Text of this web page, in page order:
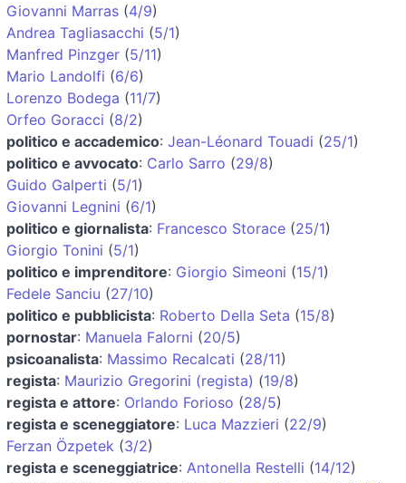
Giovanni Marras (4/9)
Andrea Tagliasacchi (5/1)
Manfred Pinzger (5/11)
Mario Landolfi (6/6)
Lorenzo Bodega (11/7)
Orfeo Goracci (8/2)
politico e accademico: Jean-Léonard Touadi (25/1)
politico e avvocato: Carlo Sarro (29/8)
Guido Galperti (5/1)
Giovanni Legnini (6/1)
politico e giornalista: Francesco Storace (25/1)
Giorgio Tonini (5/1)
politico e imprenditore: Giorgio Simeoni (15/1)
Fedele Sanciu (27/10)
politico e pubblicista: Roberto Della Seta (15/8)
pornostar: Manuela Falorni (20/5)
psicoanalista: Massimo Recalcati (28/11)
regista: Maurizio Gregorini (regista) (19/8)
regista e attore: Orlando Forioso (28/5)
regista e sceneggiatore: Luca Mazzieri (22/9)
Ferzan Özpetek (3/2)
regista e sceneggiatrice: Antonella Restelli (14/12)